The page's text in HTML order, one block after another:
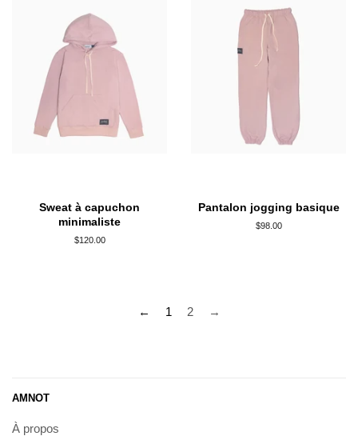
Sweat à capuchon
minimaliste
Prix
$120.00
Pantalon jogging basique
Prix
$98.00
← 1 2 →
AMNOT
À propos